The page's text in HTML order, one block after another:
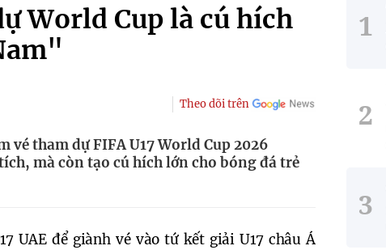
World Cup là cú hích
Theo dõi trên
tham dự FIFA U17 World Cup 2026
mà còn tạo cú hích lớn cho bóng đá trẻ
UAE để giành vé vào tứ kết giải U17 châu Á